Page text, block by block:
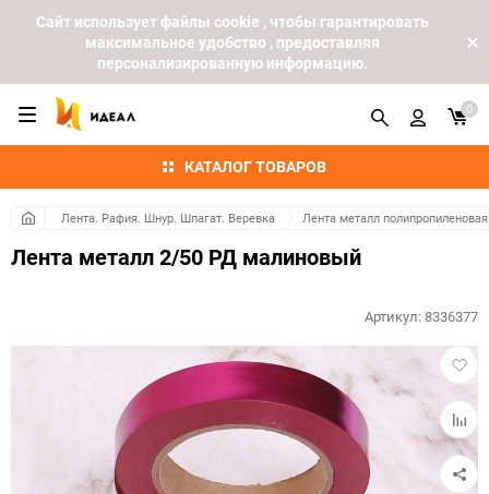
Cайт использует файлы cookie , чтобы гарантировать
максимальное удобство , предоставляя
персонализированную информацию.
КАТАЛОГ ТОВАРОВ
0
Лента. Рафия. Шнур. Шпагат. Веревка Лента металл полипропиленовая
Лента металл 2/50 РД малиновый
в
к
Артикул:8336377